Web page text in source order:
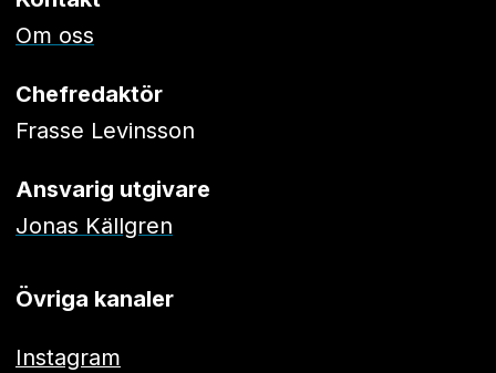
Om oss
Chefredaktör
Frasse Levinsson
Ansvarig utgivare
Jonas Källgren
Övriga kanaler
Instagram